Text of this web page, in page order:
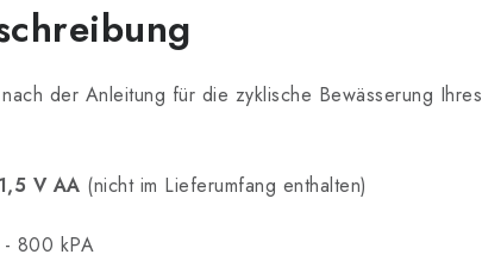
der Anleitung für die zyklische Bewässerung Ihres
V AA (nicht im Lieferumfang enthalten)
800 kPA